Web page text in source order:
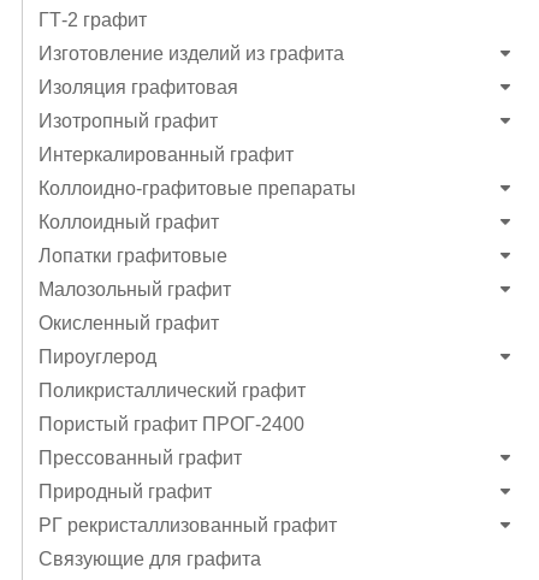
ГТ-2 графит
Изготовление изделий из графита
Изоляция графитовая
Изотропный графит
Интеркалированный графит
Коллоидно-графитовые препараты
Коллоидный графит
Лопатки графитовые
Малозольный графит
Окисленный графит
Пироуглерод
Поликристаллический графит
Пористый графит ПРОГ-2400
Прессованный графит
Природный графит
РГ рекристаллизованный графит
Связующие для графита